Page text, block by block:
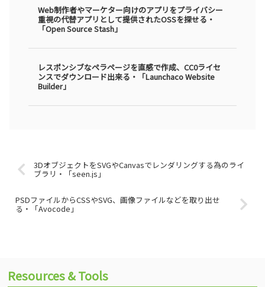
Web制作者やマーケター向けのアプリをプライバシー
重視の代替アプリとして提供されたOSSを探せる・
「Open Source Stash」
レスポンシブなペラページを直感で作成、CC0ライセ
ンスでダウンロード出来る・「Launchaco Website
Builder」
3DオブジェクトをSVGやCanvasでレンダリングする為のライ
ブラリ・「seen.js」
PSDファイルからCSSやSVG、画像ファイルなどを取り出せ
る・「Avocode」
Resources & Tools